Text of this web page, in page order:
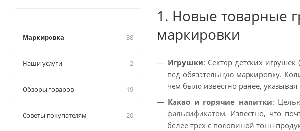
1. Новые товарные
маркировки
Игрушки: Сектор детских
под обязательную маркировку.
чем было известно ранее,
Какао и горячие напитки:
фальсификатом. Известно, что
более трех с половиной тонн
Маркировка 38
Наши услуги 2
Обзоры товаров 19
Советы покупателям 20